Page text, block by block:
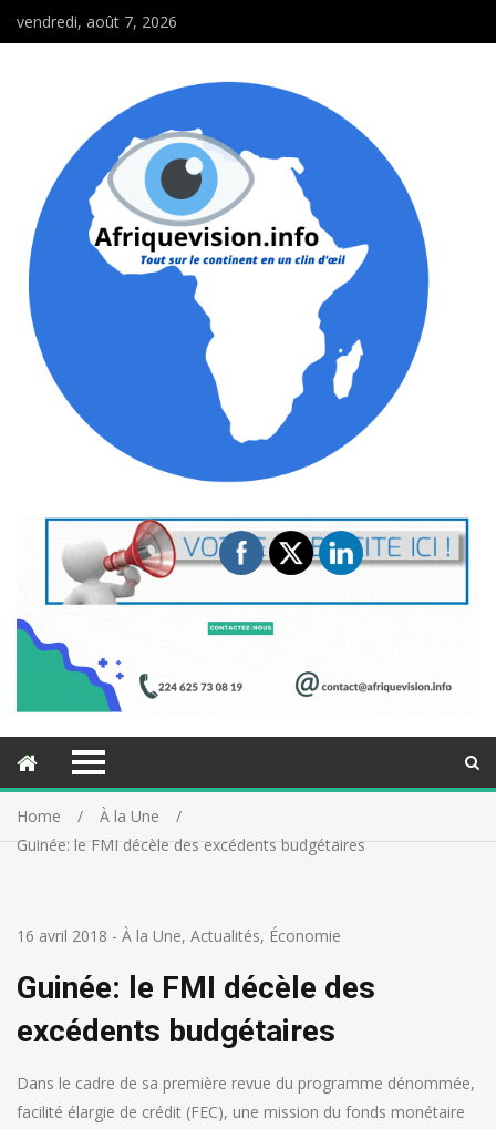
vendredi, août 7, 2026
Home
À la Une
Guinée: le FMI décèle des excédents budgétaires
16 avril 2018 - À la Une, Actualités, Économie
Guinée: le FMI décèle des
excédents budgétaires
Dans le cadre de sa première revue du programme dénommée,
facilité élargie de crédit (FEC), une mission du fonds monétaire